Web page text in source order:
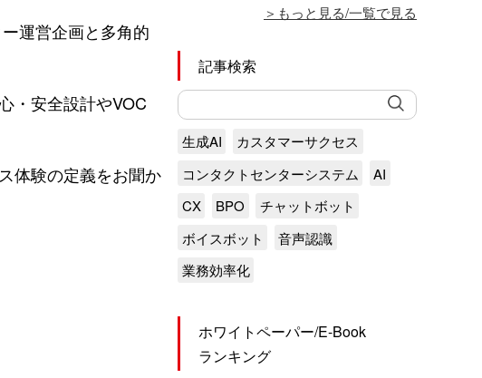
運営企画と多角的
・安全設計やVOC
体験の定義をお聞か
もっと見る/一覧で見る
記事検索
生成AI
カスタマーサクセス
コンタクトセンターシステム
AI
CX
BPO
チャットボット
ボイスボット
音声認識
業務効率化
ホワイトペーパー/E-Book
ランキング